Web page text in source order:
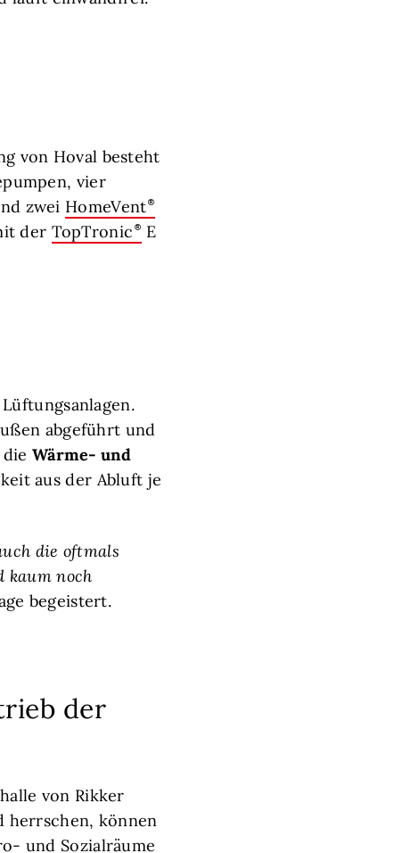
von Hoval besteht
vier
zwei HomeVent
der TopTronic
E
abgeführt und
Wärme- und
aus der Abluft je
die oftmals
kaum noch
begeistert.
der
von Rikker
herrschen, können
und Sozialräume